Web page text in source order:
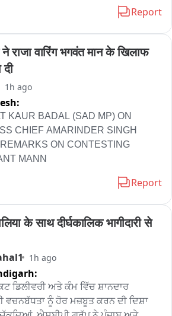
के अधिकारियों को निर्देश दे दिए गए हैं
जेल के बीच में ही बनायी गई है लेकिन
अलग है।
Report
राजा वारिंग भगवंत मान के खिलाफ
1h ago
KAUR BADAL (SAD MP) ON
CHIEF AMARINDER SINGH
ON CONTESTING
MANN
Report
के साथ दीर्घकालिक भागीदारी से
1h ago
ਡਿਲੀਵਰੀ ਅਤੇ ਕੰਮ ਵਿੱਚ ਸ਼ਾਨਦਾਰ
ਨੂੰ ਹੋਰ ਮਜ਼ਬੂਤ ਕਰਨ ਦੀ ਦਿਸ਼ਾ